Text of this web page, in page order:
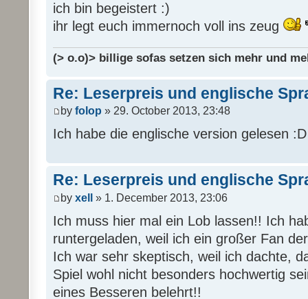
ich bin begeistert :)
ihr legt euch immernoch voll ins zeug
(> o.o)> billige sofas setzen sich mehr und
Re: Leserpreis und englische
by folop » 29. October 2013, 23:48
Ich habe die englische version gelesen
Re: Leserpreis und englische
by xell » 1. December 2013, 23:06
Ich muss hier mal ein Lob lassen!! Ich
runtergeladen, weil ich ein großer Fan
Ich war sehr skeptisch, weil ich dachte,
Spiel wohl nicht besonders hochwertig
eines Besseren belehrt!!